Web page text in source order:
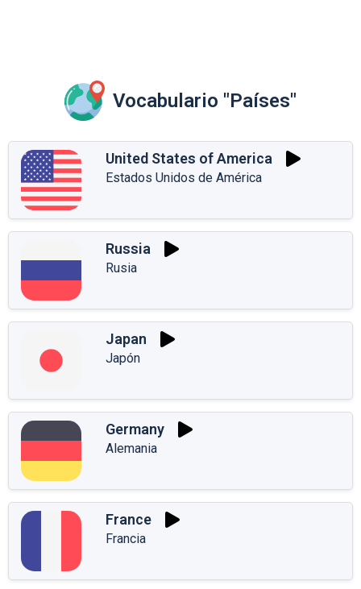
Vocabulario "Países"
United States of America
Estados Unidos de América
Russia
Rusia
Japan
Japón
Germany
Alemania
France
Francia